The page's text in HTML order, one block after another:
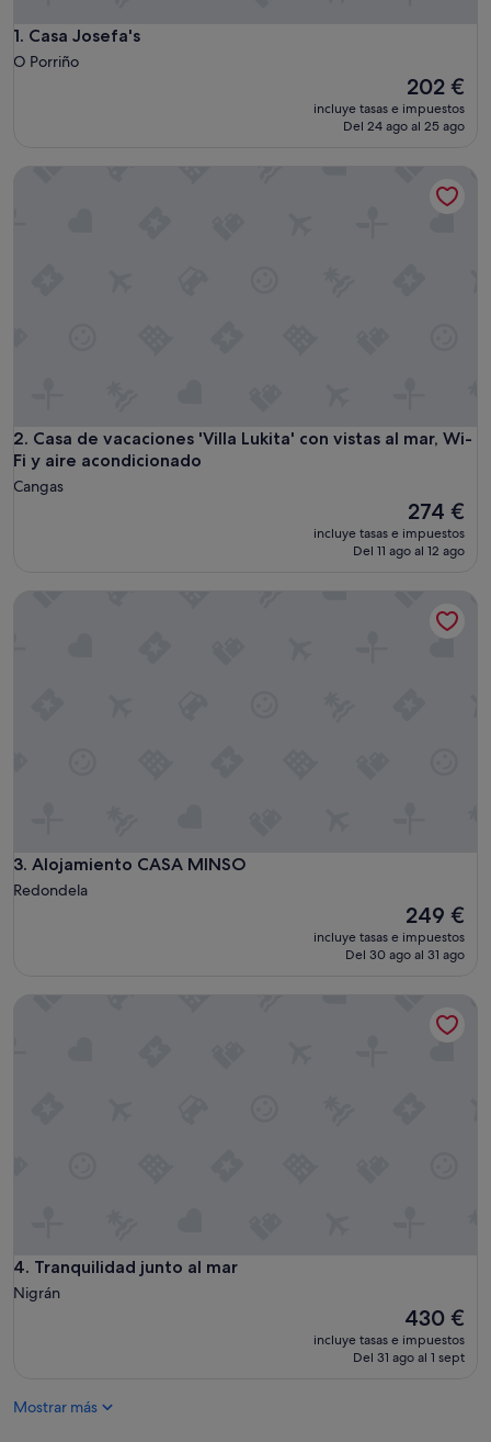
1. Casa Josefa's
Casa Josefa's
O Porriño
El
precio
actual
202 €
incluye tasas e impuestos
Del 24 ago al 25 ago
2. Casa de vacaciones 'Villa Lukita' con vistas al mar, Wi-
Fi y aire acondicionado
Casa de vacaciones 'Villa Lukita' con vistas al mar, Wi-Fi y
Cangas
El
precio
actual
274 €
incluye tasas e impuestos
Del 11 ago al 12 ago
Casa de vacaciones 'Villa Lukita' con vistas al mar, Wi-Fi y
3. Alojamiento CASA MINSO
Alojamiento CASA MINSO
Redondela
El
actual
249 €
incluye tasas e impuestos
Del 30 ago al 31 ago
4. Tranquilidad junto al mar
Tranquilidad junto al mar
Nigrán
El
precio
actual
430 €
incluye tasas e impuestos
Del 31 ago al 1 sept
Mostrar más